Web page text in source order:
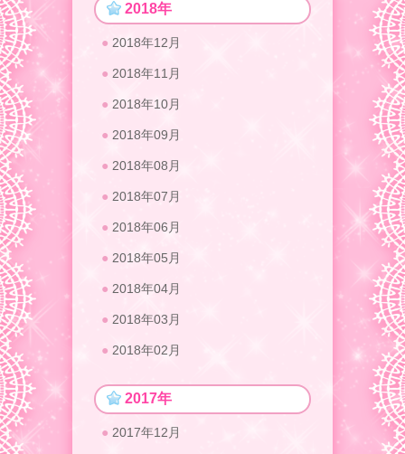
2018年
2018年12月
2018年11月
2018年10月
2018年09月
2018年08月
2018年07月
2018年06月
2018年05月
2018年04月
2018年03月
2018年02月
2017年
2017年12月